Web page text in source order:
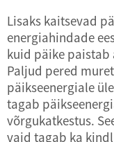
Lisaks kaitsevad
energiahindade
kuid päike paistab
Paljud pered
päikseenergiale
tagab
võrgukatkestus.
vaid tagab ka